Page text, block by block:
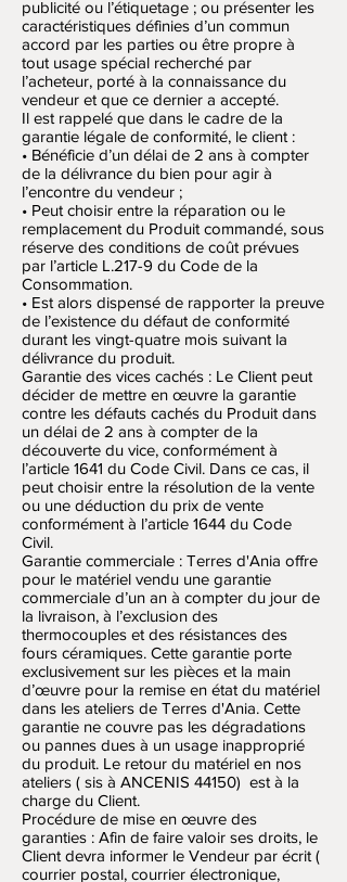
publicité ou l’étiquetage ; ou présenter les
caractéristiques définies d’un commun
accord par les parties ou être propre à
tout usage spécial recherché par
l’acheteur, porté à la connaissance du
vendeur et que ce dernier a accepté.
Il est rappelé que dans le cadre de la
garantie légale de conformité, le client :
• Bénéficie d’un délai de 2 ans à compter
de la délivrance du bien pour agir à
l’encontre du vendeur ;
• Peut choisir entre la réparation ou le
remplacement du Produit commandé, sous
réserve des conditions de coût prévues
par l’article L.217-9 du Code de la
Consommation.
• Est alors dispensé de rapporter la preuve
de l’existence du défaut de conformité
durant les vingt-quatre mois suivant la
délivrance du produit.
Garantie des vices cachés : Le Client peut
décider de mettre en œuvre la garantie
contre les défauts cachés du Produit dans
un délai de 2 ans à compter de la
découverte du vice, conformément à
l’article 1641 du Code Civil. Dans ce cas, il
peut choisir entre la résolution de la vente
ou une déduction du prix de vente
conformément à l’article 1644 du Code
Civil.
Garantie commerciale : Terres d'Ania offre
pour le matériel vendu une garantie
commerciale d’un an à compter du jour de
la livraison, à l’exclusion des
thermocouples et des résistances des
fours céramiques. Cette garantie porte
exclusivement sur les pièces et la main
d’œuvre pour la remise en état du matériel
dans les ateliers de Terres d'Ania. Cette
garantie ne couvre pas les dégradations
ou pannes dues à un usage inapproprié
du produit. Le retour du matériel en nos
ateliers ( sis à ANCENIS 44150) est à la
charge du Client.
Procédure de mise en œuvre des
garanties : Afin de faire valoir ses droits, le
Client devra informer le Vendeur par écrit (
courrier postal, courrier électronique,